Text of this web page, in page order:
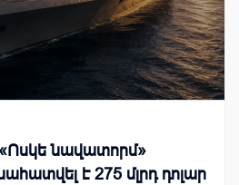
նավատորմ»
է 275 մլրդ դոլար